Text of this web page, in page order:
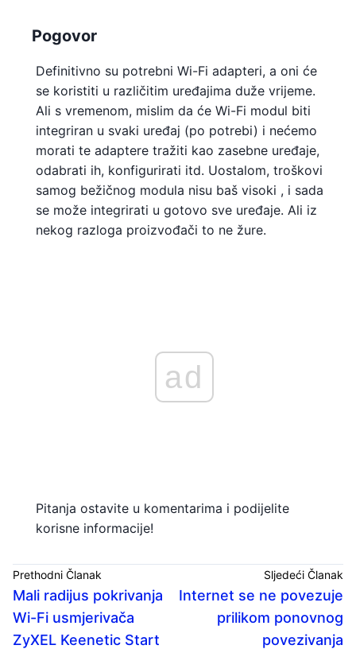
Pogovor
Definitivno su potrebni Wi-Fi adapteri, a oni će
se koristiti u različitim uređajima duže vrijeme.
Ali s vremenom, mislim da će Wi-Fi modul biti
integriran u svaki uređaj (po potrebi) i nećemo
morati te adaptere tražiti kao zasebne uređaje,
odabrati ih, konfigurirati itd. Uostalom, troškovi
samog bežičnog modula nisu baš visoki , i sada
se može integrirati u gotovo sve uređaje. Ali iz
nekog razloga proizvođači to ne žure.
ad
Pitanja ostavite u komentarima i podijelite
korisne informacije!
Prethodni Članak
Mali radijus pokrivanja
Wi-Fi usmjerivača
ZyXEL Keenetic Start
Sljedeći Članak
Internet se ne povezuje
prilikom ponovnog
povezivanja